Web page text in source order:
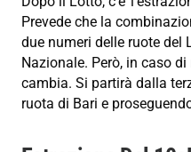
Prevede che la
due numeri delle ruote del
Nazionale. Però, in caso
cambia. Si partirà dalla
ruota di Bari e